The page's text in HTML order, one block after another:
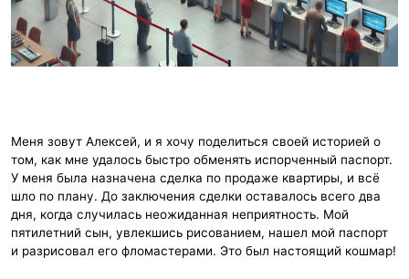
Меня зовут Алексей, и я хочу поделиться своей историей о
том, как мне удалось быстро обменять испорченный паспорт.
У меня была назначена сделка по продаже квартиры, и всё
шло по плану. До заключения сделки оставалось всего два
дня, когда случилась неожиданная неприятность. Мой
пятилетний сын, увлекшись рисованием, нашел мой паспорт
и разрисовал его фломастерами. Это был настоящий кошмар!